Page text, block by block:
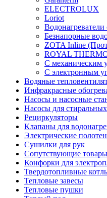
ELECTROLUX
Loriot
Водонагреватели
Безнапорные
ZOTA Inline
ROYAL
С механическим
С электронным
Водяные
Инфракрасные
Насосы и насосные
Насосы для
Рециркуляторы
Клапаны для
Электрические
Сушилки для рук
Сопутствующие
Конфорки для
Твердотопливные
Тепловые завесы
Тепловые пушки